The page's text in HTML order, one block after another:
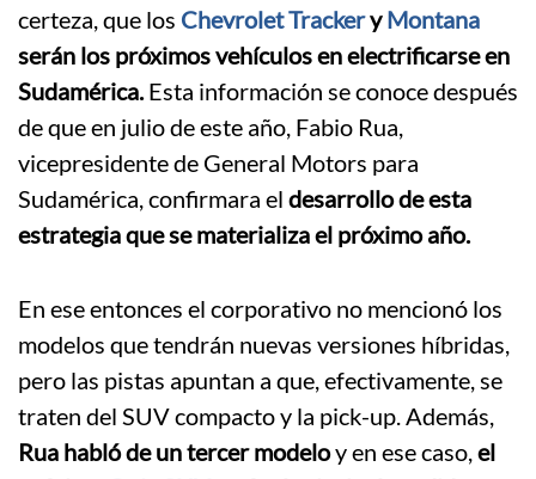
certeza, que los Chevrolet TrackeryMontana
serán los próximos vehículos en electrificarse en
Sudamérica.Esta información se conoce después
de que en julio de este año, Fabio Rua,
vicepresidente de General Motors para
Sudamérica, confirmara el desarrollo de esta
estrategia que se materializa el próximo año.
En ese entonces el corporativo no mencionó los
modelos que tendrán nuevas versiones híbridas,
pero las pistas apuntan a que, efectivamente, se
traten del SUV compacto y la pick-up. Además,
Rua habló de un tercer modeloy en ese caso,el